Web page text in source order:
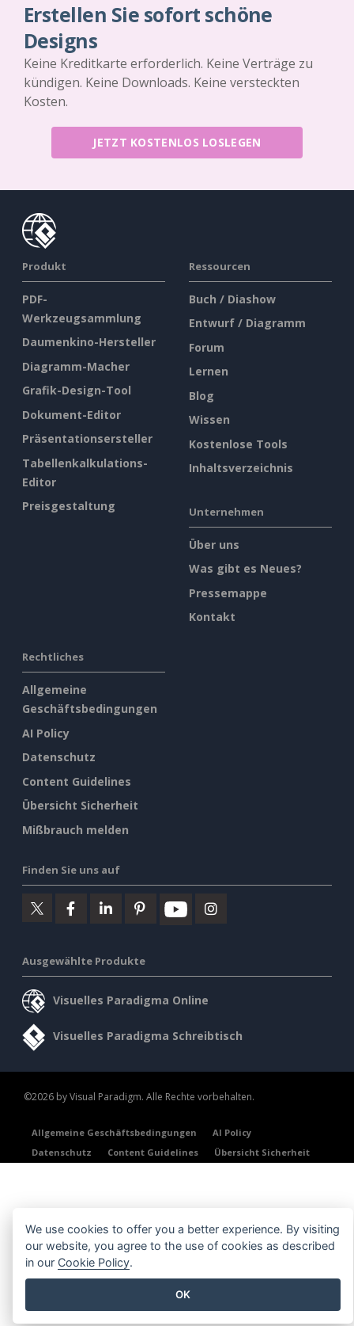
Erstellen Sie sofort schöne
Designs
Keine Kreditkarte erforderlich. Keine Verträge zu
kündigen. Keine Downloads. Keine versteckten
Kosten.
JETZT KOSTENLOS LOSLEGEN
Produkt
PDF-
Werkzeugsammlung
Daumenkino-Hersteller
Diagramm-Macher
Grafik-Design-Tool
Dokument-Editor
Präsentationsersteller
Tabellenkalkulations-
Editor
Preisgestaltung
Ressourcen
Buch / Diashow
Entwurf / Diagramm
Forum
Lernen
Blog
Wissen
Kostenlose Tools
Inhaltsverzeichnis
Unternehmen
Über uns
Was gibt es Neues?
Pressemappe
Kontakt
Rechtliches
Allgemeine
Geschäftsbedingungen
AI Policy
Datenschutz
Content Guidelines
Übersicht Sicherheit
Mißbrauch melden
Finden Sie uns auf
Ausgewählte Produkte
Visuelles Paradigma Online
Visuelles Paradigma Schreibtisch
©2026 by Visual Paradigm. Alle Rechte vorbehalten.
Allgemeine Geschäftsbedingungen
AI Policy
Datenschutz
Content Guidelines Übersicht Sicherheit
We use cookies to offer you a better experience. By visiting
our website, you agree to the use of cookies as described
in our Cookie Policy.
OK